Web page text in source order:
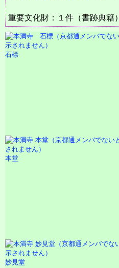
重要文化財：１件（書跡典籍）
石標
本堂
妙見堂